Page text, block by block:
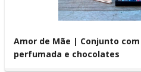
Amor de Mãe | Conjunto
perfumada e chocolates